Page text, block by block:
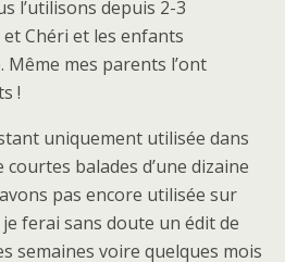
l’utilisons depuis 2-3
Chéri et les enfants
Même mes parents l’ont
!
uniquement utilisée dans
balades d’une dizaine
pas encore utilisée sur
ferai sans doute un édit de
semaines voire quelques mois